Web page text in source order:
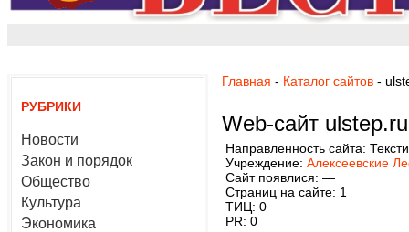
РУБРИКИ
Новости
Закон и порядок
Общество
Культура
Экономика
Главная - Каталог сайтов -
Web-сайт ulstep.ru
Направленность сайта:
Учреждение: Алексеевские
Сайт появлися: —
Страниц на сайте: 1
ТИЦ: 0
PR: 0